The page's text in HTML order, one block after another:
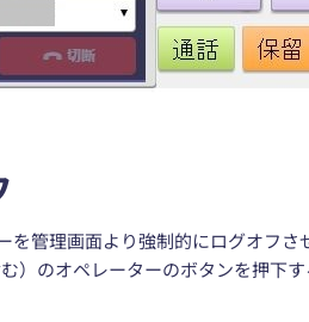
を管理画面より強制的にログオフ
）のオペレーターのボタンを押下